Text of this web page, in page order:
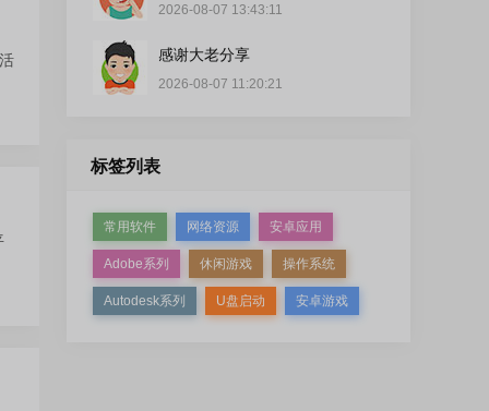
2026-08-07 13:43:11
感谢大老分享
2026-08-07 11:20:21
标签列表
常用软件 网络资源 安卓应用
Adobe系列 休闲游戏 操作系统
Autodesk系列 U盘启动 安卓游戏